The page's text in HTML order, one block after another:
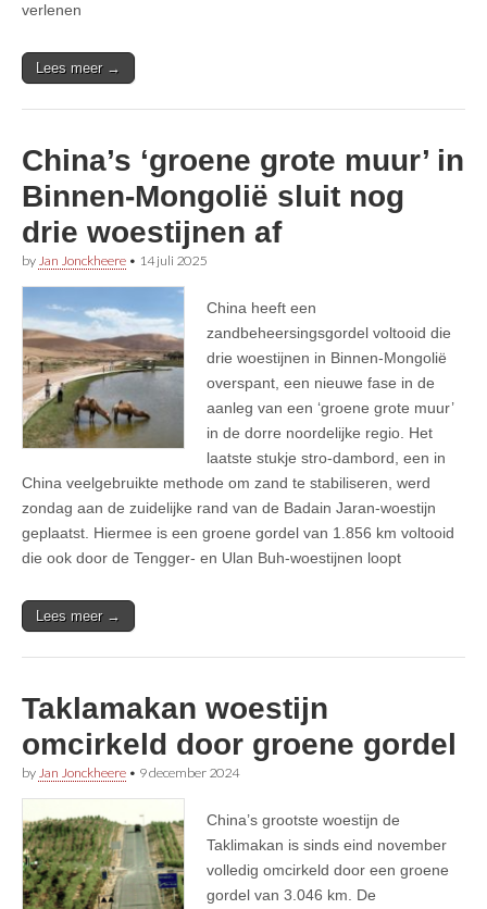
verlenen
Lees meer →
China’s ‘groene grote muur’ in
Binnen-Mongolië sluit nog
drie woestijnen af
by Jan Jonckheere • 14 juli 2025
China heeft een
zandbeheersingsgordel voltooid die
drie woestijnen in Binnen-Mongolië
overspant, een nieuwe fase in de
aanleg van een ‘groene grote muur’
in de dorre noordelijke regio. Het
laatste stukje stro-dambord, een in
China veelgebruikte methode om zand te stabiliseren, werd
zondag aan de zuidelijke rand van de Badain Jaran-woestijn
geplaatst. Hiermee is een groene gordel van 1.856 km voltooid
die ook door de Tengger- en Ulan Buh-woestijnen loopt
Lees meer →
Taklamakan woestijn
omcirkeld door groene gordel
by Jan Jonckheere • 9 december 2024
China’s grootste woestijn de
Taklimakan is sinds eind november
volledig omcirkeld door een groene
gordel van 3.046 km. De